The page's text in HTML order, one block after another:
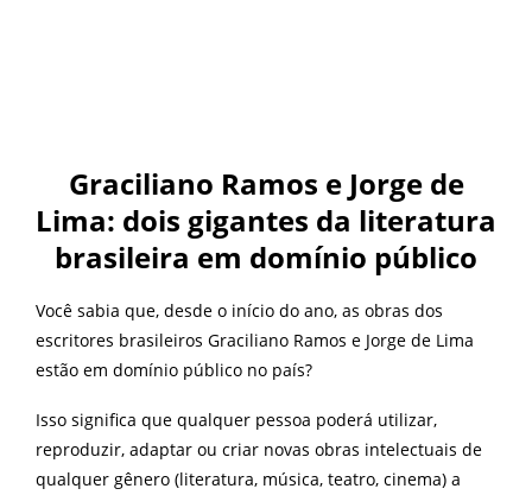
Graciliano Ramos e Jorge de
Lima: dois gigantes da literatura
brasileira em domínio público
Você sabia que, desde o início do ano, as obras dos
escritores brasileiros Graciliano Ramos e Jorge de Lima
estão em domínio público no país?
Isso significa que qualquer pessoa poderá utilizar,
reproduzir, adaptar ou criar novas obras intelectuais de
qualquer gênero (literatura, música, teatro, cinema) a